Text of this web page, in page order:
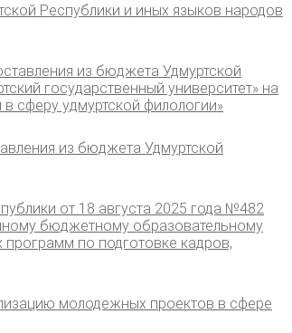
Республики и иных языков народов
из бюджета Удмуртской
государственный университет» на
сферу удмуртской филологии»
из бюджета Удмуртской
от 18 августа 2025 года №482
бюджетному образовательному
по подготовке кадров,
молодежных проектов в сфере